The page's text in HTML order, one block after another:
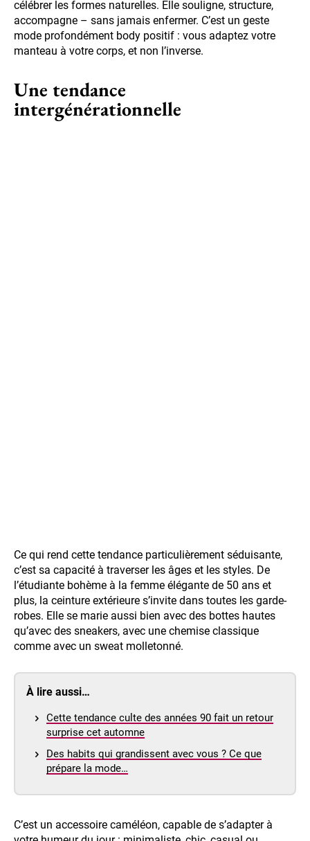
célébrer les formes naturelles. Elle souligne, structure,
accompagne – sans jamais enfermer. C’est un geste
mode profondément body positif : vous adaptez votre
manteau à votre corps, et non l’inverse.
Une tendance
intergénérationnelle
Ce qui rend cette tendance particulièrement séduisante,
c’est sa capacité à traverser les âges et les styles. De
l’étudiante bohème à la femme élégante de 50 ans et
plus, la ceinture extérieure s’invite dans toutes les garde-
robes. Elle se marie aussi bien avec des bottes hautes
qu’avec des sneakers, avec une chemise classique
comme avec un sweat molletonné.
À lire aussi…
Cette tendance culte des années 90 fait un retour
surprise cet automne
Des habits qui grandissent avec vous ? Ce que
prépare la mode…
C’est un accessoire caméléon, capable de s’adapter à